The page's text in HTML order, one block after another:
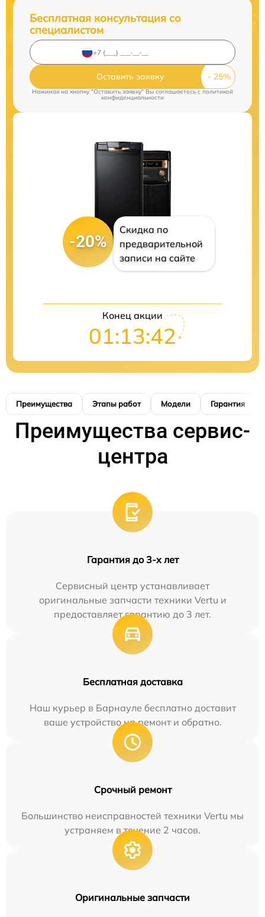
Бесплатная консультация со
специалистом
Оставить заявку
Нажимая на кнопку "Оставить заявку" Вы соглашаетесь cполитикой
конфиденциальности
-20%
Скидка по
предварительной
записи на сайте
Конец акции
01:13:41
Преимущества Этапы работ Модели Гарантия
Преимущества сервис-
центра
Гарантия до 3-х лет
Сервисный центр устанавливает
оригинальные запчасти техники Vertu и
предоставляет гарантию до 3 лет.
Бесплатная доставка
Наш курьер в Барнауле бесплатно доставит
ваше устройство на ремонт и обратно.
Срочный ремонт
Большинство неисправностей техники Vertu мы
устраняем в течение 2 часов.
Оригинальные запчасти